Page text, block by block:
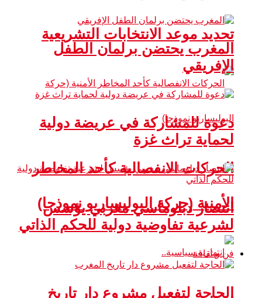
تحديد موعد الانتخابات التشريعية
الحركات الانفصالية كأحد المخاطر
الأمنية (حركة البوليساريو نموذجا)
المغرب يحتضن برلمان الطفل
الإفريقي
دعوة للمشاركة في عريضة دولية
لحماية تراث غزة
انتصار دبلوماسي مغربي يؤسس
لشرعية تفاوضية دولية للحكم الذاتي
فن و ثقافة
الحاجة لتفعيل مشروع دار تاريخ